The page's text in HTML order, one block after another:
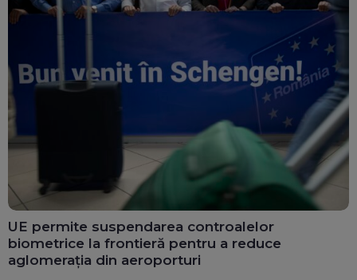
UE permite suspendarea controalelor
biometrice la frontieră pentru a reduce
aglomerația din aeroporturi